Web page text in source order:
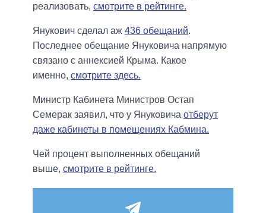
реализовать, смотрите в рейтинге.
Янукович сделал аж 436 обещаний.
Последнее обещание Януковича напрямую
связано с аннексией Крыма. Какое
именно, смотрите здесь.
Министр Кабинета Министров Остап
Семерак заявил, что у Януковича отберут
даже кабинеты в помещениях Кабмина.
Чей процент выполненных обещаний
выше, смотрите в рейтинге.